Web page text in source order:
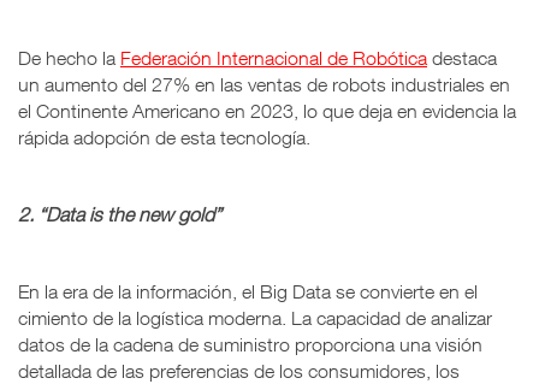
De hecho la Federación Internacional de Robótica destaca
un aumento del 27% en las ventas de robots industriales en
el Continente Americano en 2023, lo que deja en evidencia la
rápida adopción de esta tecnología.
2. “Data is the new gold”
En la era de la información, el Big Data se convierte en el
cimiento de la logística moderna. La capacidad de analizar
datos de la cadena de suministro proporciona una visión
detallada de las preferencias de los consumidores, los